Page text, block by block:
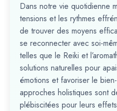
Dans notre vie quotidienne
tensions et les rythmes
de trouver des moyens
se reconnecter avec soi-
telles que le Reiki et
solutions naturelles pour
émotions et favoriser le
approches holistiques sont
plébiscitées pour leurs